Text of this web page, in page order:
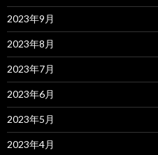
2023年9月
2023年8月
2023年7月
2023年6月
2023年5月
2023年4月